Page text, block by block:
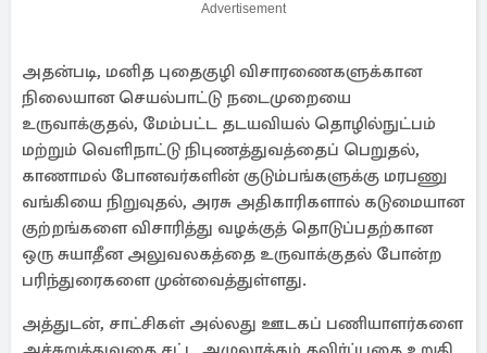
Advertisement
அதன்படி, மனித புதைகுழி விசாரணைகளுக்கான
நிலையான செயல்பாட்டு நடைமுறையை
உருவாக்குதல், மேம்பட்ட தடயவியல் தொழில்நுட்பம்
மற்றும் வெளிநாட்டு நிபுணத்துவத்தைப் பெறுதல்,
காணாமல் போனவர்களின் குடும்பங்களுக்கு மரபணு
வங்கியை நிறுவுதல், அரசு அதிகாரிகளால் கடுமையான
குற்றங்களை விசாரித்து வழக்குத் தொடுப்பதற்கான
ஒரு சுயாதீன அலுவலகத்தை உருவாக்குதல் போன்ற
பரிந்துரைகளை முன்வைத்துள்ளது.
அத்துடன், சாட்சிகள் அல்லது ஊடகப் பணியாளர்களை